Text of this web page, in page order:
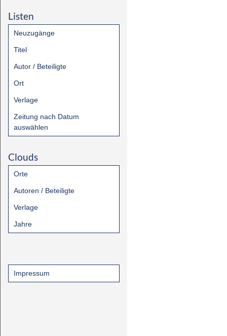
Listen
Neuzugänge
Titel
Autor / Beteiligte
Ort
Verlage
Zeitung nach Datum
auswählen
Clouds
Orte
Autoren / Beteiligte
Verlage
Jahre
Impressum